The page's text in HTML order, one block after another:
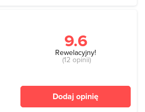
9.6
Rewelacyjny!
(12 opinii)
Dodaj opinię